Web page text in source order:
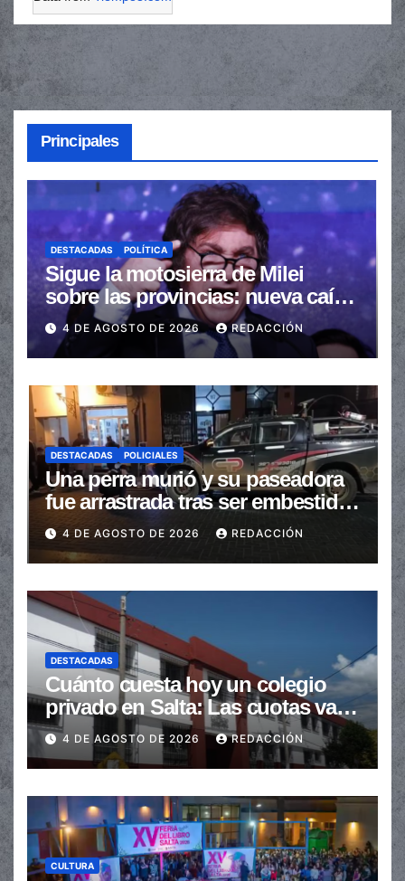
Principales
DESTACADAS POLÍTICA
Sigue la motosierra de Milei
sobre las provincias: nueva caída
de las transferencias no
automáticas
4 DE AGOSTO DE 2026 REDACCIÓN
DESTACADAS POLICIALES
Una perra murió y su paseadora
fue arrastrada tras ser embestidas
en la senda peatonal
4 DE AGOSTO DE 2026 REDACCIÓN
DESTACADAS
Cuánto cuesta hoy un colegio
privado en Salta: Las cuotas van
de $110.000 a más de $600.000
4 DE AGOSTO DE 2026 REDACCIÓN
CULTURA